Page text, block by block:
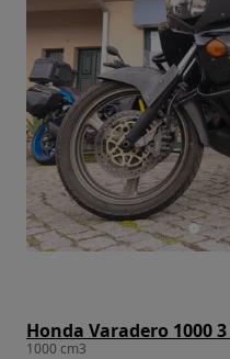
Honda Varadero 1000
1000 cm3